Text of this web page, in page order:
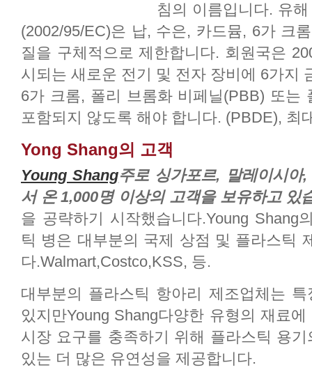
침의 이름입니다. 유
(2002/95/EC)은 납, 수은, 카드뮴, 6가 크
질을 구체적으로 제한합니다. 회원국은
시되는 새로운 전기 및 전자 장비에 6가지
6가 크롬, 폴리 브롬화 비페닐(PBB) 또는
포함되지 않도록 해야 합니다. (PBDE), 최
Yong Shang의 고객
Young Shang주로 싱가포르, 말레이시
서 온 1,000명 이상의 고객을 보유하고 있
을 공략하기 시작했습니다.Young Shang
틱 병은 대부분의 국제 상점 및 플라스틱
다.Walmart,Costco,KSS, 등.
대부분의 플라스틱 항아리 제조업체는
있지만Young Shang다양한 유형의 재료
시장 요구를 충족하기 위해 플라스틱 용
있는 더 많은 유연성을 제공합니다.